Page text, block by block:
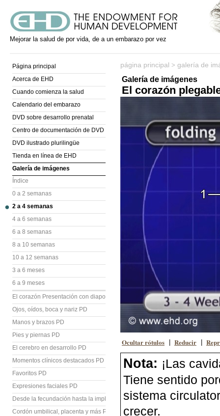
Mejorar la salud de por vida, de a un embarazo por vez
Página principal
Acerca de EHD
Cuando comienza la salud
Calendario del embarazo
DVD sobre desarrollo prenatal
Centro de documentación de DVD
DVD ilustrado plurilingüe
Tienda en línea de EHD
Galería de imágenes
Índice
0 a 2 semanas
2 a 4 semanas
4 a 6 semanas
6 a 8 semanas
8 a 10 semanas
10 a 12 semanas
3 a 6 meses
6 a 9 meses
El corazón Presentación con diapositivas (PD)
Ojos, oídos, boca y nariz PD
Manos y brazos PD
Pies y piernas PD
El cerebro en desarrollo PD
Momentos clínicos destacados PD
Favoritos PD
Expresiones faciales PD
Desde la fecundación hasta la implantación PD
Cordón umbilical, placenta y más PD
página principal > galería de
Galería de imágenes
El corazón
Ocultar rótulos Reducir
Nota: ¡Las
Tiene sentido
sistema
crecer.